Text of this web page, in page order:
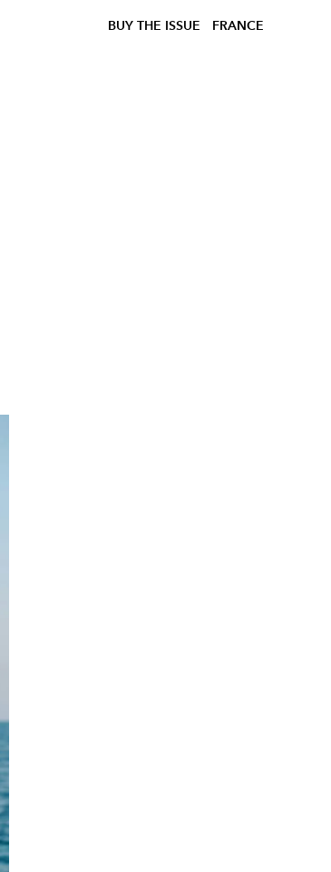
BUY THE ISSUE FRANCE